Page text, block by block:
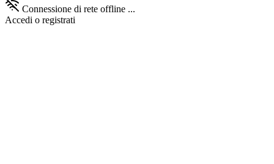
Connessione di rete offline ...
Accedi o registrati